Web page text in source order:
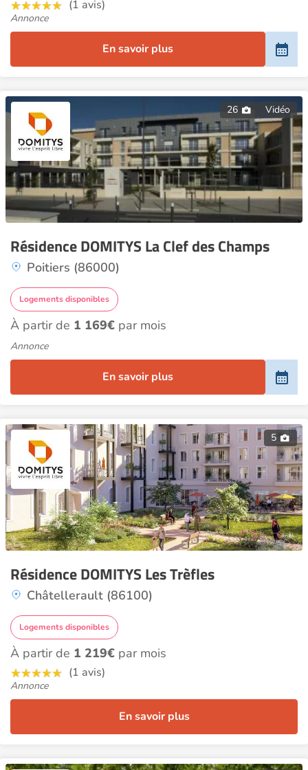
(1 avis)
Annonce
En savoir plus
26 Vidéo
Résidence DOMITYS La Clef des Champs
Poitiers (86000)
Logements disponibles
À partir de 1 169€ par mois
Annonce
En savoir plus
5
Résidence DOMITYS Les Trèfles
Châtellerault (86100)
Logements disponibles
À partir de 1 219€ par mois
(1 avis)
Annonce
En savoir plus